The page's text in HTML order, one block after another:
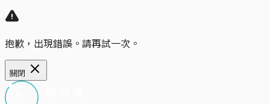
抱歉，出現錯誤。請再試一次。
關閉